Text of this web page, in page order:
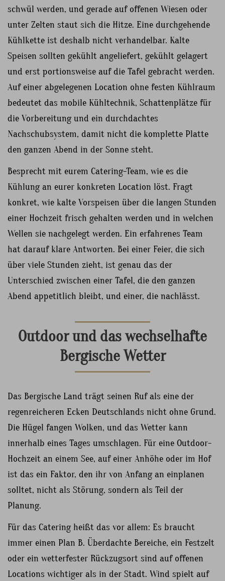
schwül werden, und gerade auf offenen Wiesen oder
unter Zelten staut sich die Hitze. Eine durchgehende
Kühlkette ist deshalb nicht verhandelbar. Kalte
Speisen sollten gekühlt angeliefert, gekühlt gelagert
und erst portionsweise auf die Tafel gebracht werden.
Auf einer abgelegenen Location ohne festen Kühlraum
bedeutet das mobile Kühltechnik, Schattenplätze für
die Vorbereitung und ein durchdachtes
Nachschubsystem, damit nicht die komplette Platte
den ganzen Abend in der Sonne steht.
Besprecht mit eurem Catering-Team, wie es die
Kühlung an eurer konkreten Location löst. Fragt
konkret, wie kalte Vorspeisen über die langen Stunden
einer Hochzeit frisch gehalten werden und in welchen
Wellen sie nachgelegt werden. Ein erfahrenes Team
hat darauf klare Antworten. Bei einer Feier, die sich
über viele Stunden zieht, ist genau das der
Unterschied zwischen einer Tafel, die den ganzen
Abend appetitlich bleibt, und einer, die nachlässt.
Outdoor und das wechselhafte
Bergische Wetter
Das Bergische Land trägt seinen Ruf als eine der
regenreicheren Ecken Deutschlands nicht ohne Grund.
Die Hügel fangen Wolken, und das Wetter kann
innerhalb eines Tages umschlagen. Für eine Outdoor-
Hochzeit an einem See, auf einer Anhöhe oder im Hof
ist das ein Faktor, den ihr von Anfang an einplanen
solltet, nicht als Störung, sondern als Teil der
Planung.
Für das Catering heißt das vor allem: Es braucht
immer einen Plan B. Überdachte Bereiche, ein Festzelt
oder ein wetterfester Rückzugsort sind auf offenen
Locations wichtiger als in der Stadt. Wind spielt auf